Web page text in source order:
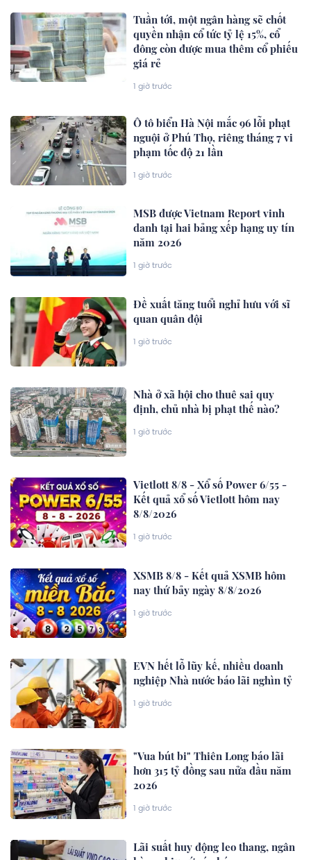
Tuần tới, một ngân hàng sẽ chốt
quyền nhận cổ tức tỷ lệ 15%, cổ
đông còn được mua thêm cổ phiếu
giá rẻ
1 giờ trước
Ô tô biển Hà Nội mắc 96 lỗi phạt
nguội ở Phú Thọ, riêng tháng 7 vi
phạm tốc độ 21 lần
1 giờ trước
MSB được Vietnam Report vinh
danh tại hai bảng xếp hạng uy tín
năm 2026
1 giờ trước
Đề xuất tăng tuổi nghỉ hưu với sĩ
quan quân đội
1 giờ trước
Nhà ở xã hội cho thuê sai quy
định, chủ nhà bị phạt thế nào?
1 giờ trước
Vietlott 8/8 - Xổ số Power 6/55 -
Kết quả xổ số Vietlott hôm nay
8/8/2026
1 giờ trước
XSMB 8/8 - Kết quả XSMB hôm
nay thứ bảy ngày 8/8/2026
1 giờ trước
EVN hết lỗ lũy kế, nhiều doanh
nghiệp Nhà nước báo lãi nghìn tỷ
1 giờ trước
"Vua bút bi" Thiên Long báo lãi
hơn 315 tỷ đồng sau nửa đầu năm
2026
1 giờ trước
Lãi suất huy động leo thang, ngân